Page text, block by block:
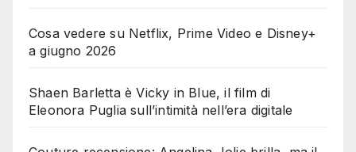
Cosa vedere su Netflix, Prime Video e Disney+
a giugno 2026
Shaen Barletta è Vicky in Blue, il film di
Eleonora Puglia sull’intimità nell’era digitale